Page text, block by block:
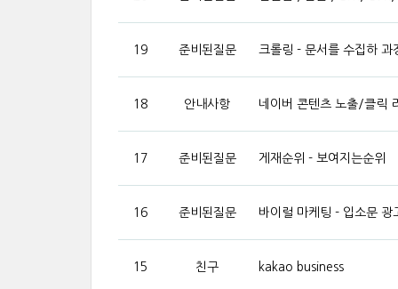
19 준비된질문 크롤링 - 문서를 수집하 과
18 안내사항 네이버 콘텐츠 노출/클릭
17 준비된질문 게재순위 - 보여지는순위
16 준비된질문 바이럴 마케팅 - 입소문 광
15 친구 kakao business